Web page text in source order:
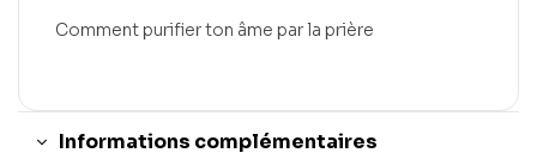
Comment purifier ton âme par la prière
Informations complémentaires